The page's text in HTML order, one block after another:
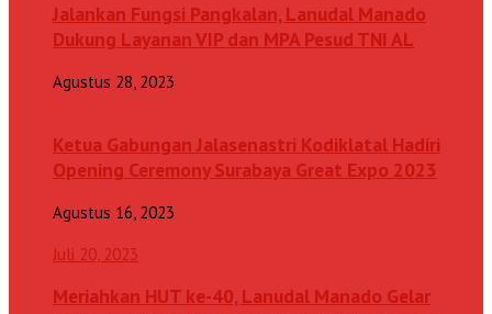
Jalankan Fungsi Pangkalan, Lanudal Manado
Dukung Layanan VIP dan MPA Pesud TNI AL
Agustus 28, 2023
Ketua Gabungan Jalasenastri Kodiklatal Hadiri
Opening Ceremony Surabaya Great Expo 2023
Agustus 16, 2023
Juli 20, 2023
Meriahkan HUT ke-40, Lanudal Manado Gelar